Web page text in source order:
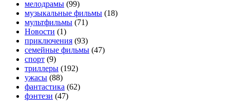
мелодрамы (99)
музыкальные фильмы (18)
мультфильмы (71)
Новости (1)
приключения (93)
семейные фильмы (47)
спорт (9)
триллеры (192)
ужасы (88)
фантастика (62)
фэнтези (47)